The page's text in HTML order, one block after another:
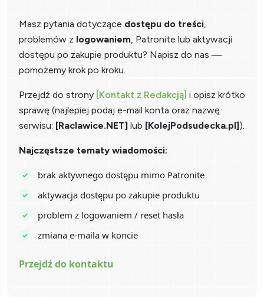
Masz pytania dotyczące dostępu do treści,
problemów z logowaniem, Patronite lub aktywacji
dostępu po zakupie produktu? Napisz do nas —
pomożemy krok po kroku.
Przejdź do strony [Kontakt z Redakcją] i opisz krótko
sprawę (najlepiej podaj e-mail konta oraz nazwę
serwisu: [Raclawice.NET] lub [KolejPodsudecka.pl]).
Najczęstsze tematy wiadomości:
brak aktywnego dostępu mimo Patronite
aktywacja dostępu po zakupie produktu
problem z logowaniem / reset hasła
zmiana e-maila w koncie
Przejdź do kontaktu